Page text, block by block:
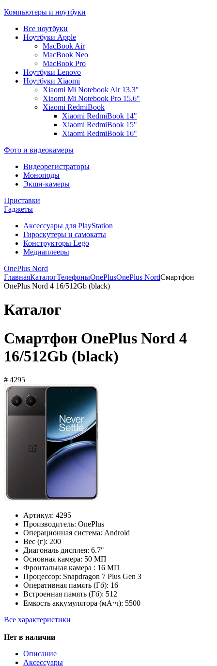
Компьютеры и ноутбуки
Все ноутбуки
Ноутбуки Apple
MacBook Air
MacBook Neo
MacBook Pro
Ноутбуки Lenovo
Ноутбуки Xiaomi
Xiaomi Mi Notebook Air 13.3"
Xiaomi Mi Notebook Pro 15.6"
Xiaomi RedmiBook
Xiaomi RedmiBook 14"
Xiaomi RedmiBook 15"
Xiaomi RedmiBook 16"
Фото и видеокамеры
Видеорегистраторы
Моноподы
Экшн-камеры
Приставки
Гаджеты
Аксессуары для PlayStation
Гироскутеры и самокаты
Конструкторы Lego
Медиаплееры
OnePlus Nord
ГлавнаяКаталогТелефоныOnePlusOnePlus NordСмартфон
OnePlus Nord 4 16/512Gb (black)
Каталог
Смартфон OnePlus Nord 4
16/512Gb (black)
# 4295
Артикул: 4295
Производитель: OnePlus
Операционная система: Android
Вес (г): 200
Диагональ дисплея: 6.7"
Основная камера: 50 МП
Фронтальная камера : 16 МП
Процессор: Snapdragon 7 Plus Gen 3
Оперативная память (Гб): 16
Встроенная память (Гб): 512
Емкость аккумулятора (мА⋅ч): 5500
Все характеристики
Нет в наличии
Описание
Аксессуары